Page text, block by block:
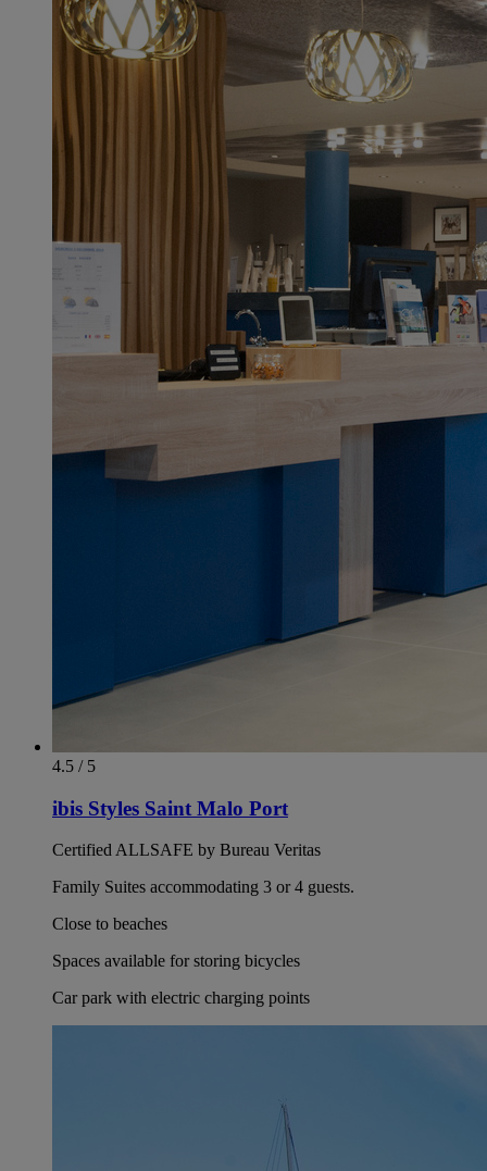
4.5 / 5
ibis Styles Saint Malo Port
Certified ALLSAFE by Bureau Veritas
Family Suites accommodating 3 or 4 guests.
Close to beaches
Spaces available for storing bicycles
Car park with electric charging points